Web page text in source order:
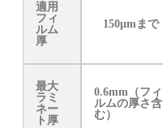
適用
フィ
ルム
厚
150μmまで
最大
ラミ
ネー
ト厚
0.6mm（フィ
ルムの厚さ含
む）